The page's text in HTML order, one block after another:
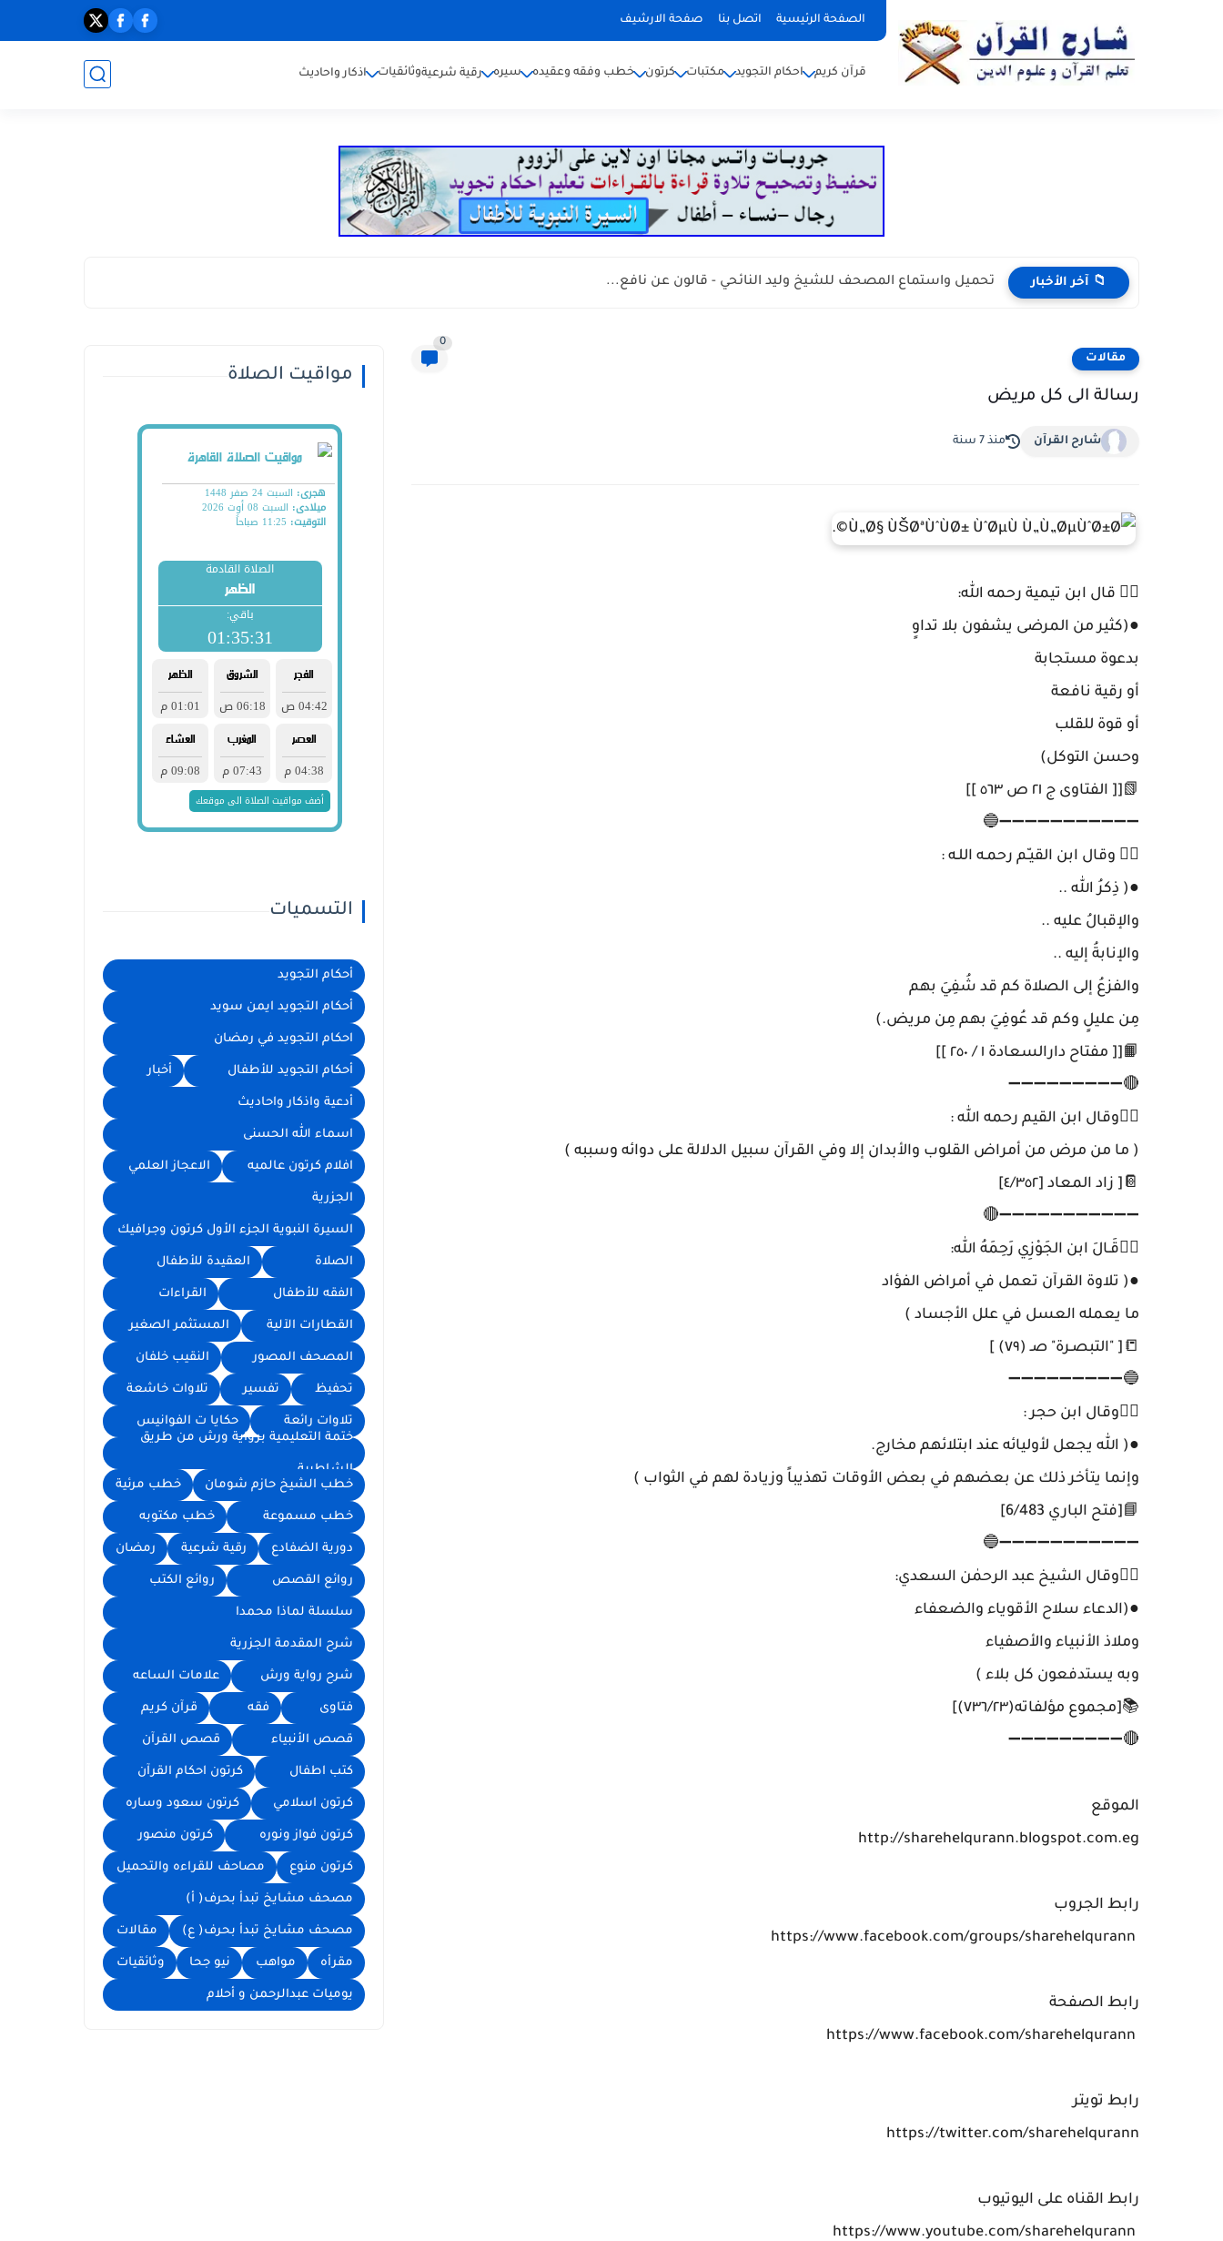
الصفحة الرئيسية اتصل بنا صفحة الارشيف
قرآن كريم احكام التجويد مكتبات كرتون خطب وفقه وعقيده سيره رقية شرعيةوثائقيات اذكار واحاديث
📁 آخر الأخبار تحميل واستماع المصحف للشيخ وليد النائحي - قالون عن نافع...
مقالات
0
رسالة الى كل مريض
شارح القرآن منذ 7 سنة
✍🏼 قال ابن تيمية رحمه الله:
●(كثير من المرضى يشفون بلا تداوٍ
بدعوة مستجابة
أو رقية نافعة
أو قوة للقلب
وحسن التوكل)
📗[[ الفتاوى ج ٢١ ص ٥٦٣ ]]
➖➖➖➖➖➖➖➖➖➖➖🔵
✍🏼 وقال ابن القيـّم رحمـه اللـه :
●( ذِكرُ الله ..
والإقبالُ عليه ..
والإنابةُ إليه ..
والفزعُ إلى الصلاة كم قد شُفِيَ بهم
مِن عليلٍ وكم قد عُوفِيَ بهم مِن مريض.)
📙[[ مفتاح دارالسعادة ١ / ٢٥٠ ]]
🔴➖➖➖➖➖➖➖➖➖
✍🏼وقال ابن القيم رحمه الله :
( ما من مرض من أمراض القلوب والأبدان إلا وفي القرآن سبيل الدلالة على دوائه وسببه )
📔[ زاد المعاد [٤/٣٥٢]
➖➖➖➖➖➖➖➖➖➖➖🔴
✍🏼قَـالَ ابن الجَوْزِي رَحِمَهُ الله:
●( تلاوة القرآن تعمل في أمراض الفؤاد
ما يعمله العسل في علل الأجساد )
📒[ "التبصـرة" صـ (٧٩) ]
🔵➖➖➖➖➖➖➖➖➖
✍🏼وقال ابن حجر :
●( الله يجعل لأوليائه عند ابتلائهم مخارج.
وإنما يتأخر ذلك عن بعضهم في بعض الأوقات تهذيباً وزيادة لهم في الثواب )
📘[فتح الباري 6/483]
➖➖➖➖➖➖➖➖➖➖➖🔵
✍🏼وقال الشيخ عبد الرحمٰن السعدي:
●(الدعاء سلاح الأقوياء والضعفاء
وملاذ الأنبياء والأصفياء
وبه يستدفعون كل بلاء )
📚[مجموع مؤلفاته(٧٣٦/٢٣)]
🔴➖➖➖➖➖➖➖➖➖
الموقع
http://sharehelqurann.blogspot.com.eg
رابط الجروب
رابط الصفحة
رابط تويتر
https://twitter.com/sharehelqurann
رابط القناه على اليوتيوب
مواقيت الصلاة
التسميات
أحكام التجويد
أحكام التجويد ايمن سويد
احكام التجويد في رمضان
أحكام التجويد للأطفال أخبار
أدعية واذكار واحاديث
اسماء الله الحسنى
افلام كرتون عالميه الاعجاز العلمي
الجزرية
السيرة النبوية الجزء الأول كرتون وجرافيك
الصلاة العقيدة للأطفال
الفقه للأطفال القراءات
القطارات الآلية المستثمر الصغير
المصحف المصور النقيب خلفان
تحفيظ تفسير تلاوات خاشعة
تلاوات رائعة
حكايا ت الفوانيس
ختمة التعليمية برواية ورش من طريق
الشاطبية
خطب الشيخ حازم شومان
خطب مرئية
خطب مسموعة خطب مكتوبه
دورية الضفادع رقية شرعية رمضان
روائع القصص روائع الكتب
سلسلة لماذا محمدا
شرح المقدمة الجزرية
شرح رواية ورش علامات الساعه
فتاوى فقه قرآن كريم
قصص الأنبياء قصص القرآن
كتب اطفال كرتون احكام القرآن
كرتون اسلامي كرتون سعود وساره
كرتون فواز ونوره كرتون منصور
كرتون منوع مصاحف للقراءه والتحميل
مصحف مشايخ تبدأ بحرف( أ)
مصحف مشايخ تبدأ بحرف( ع) مقالات
مقرأه مواهب نيو جحا وثائقيات
يوميات عبدالرحمن و أحلام